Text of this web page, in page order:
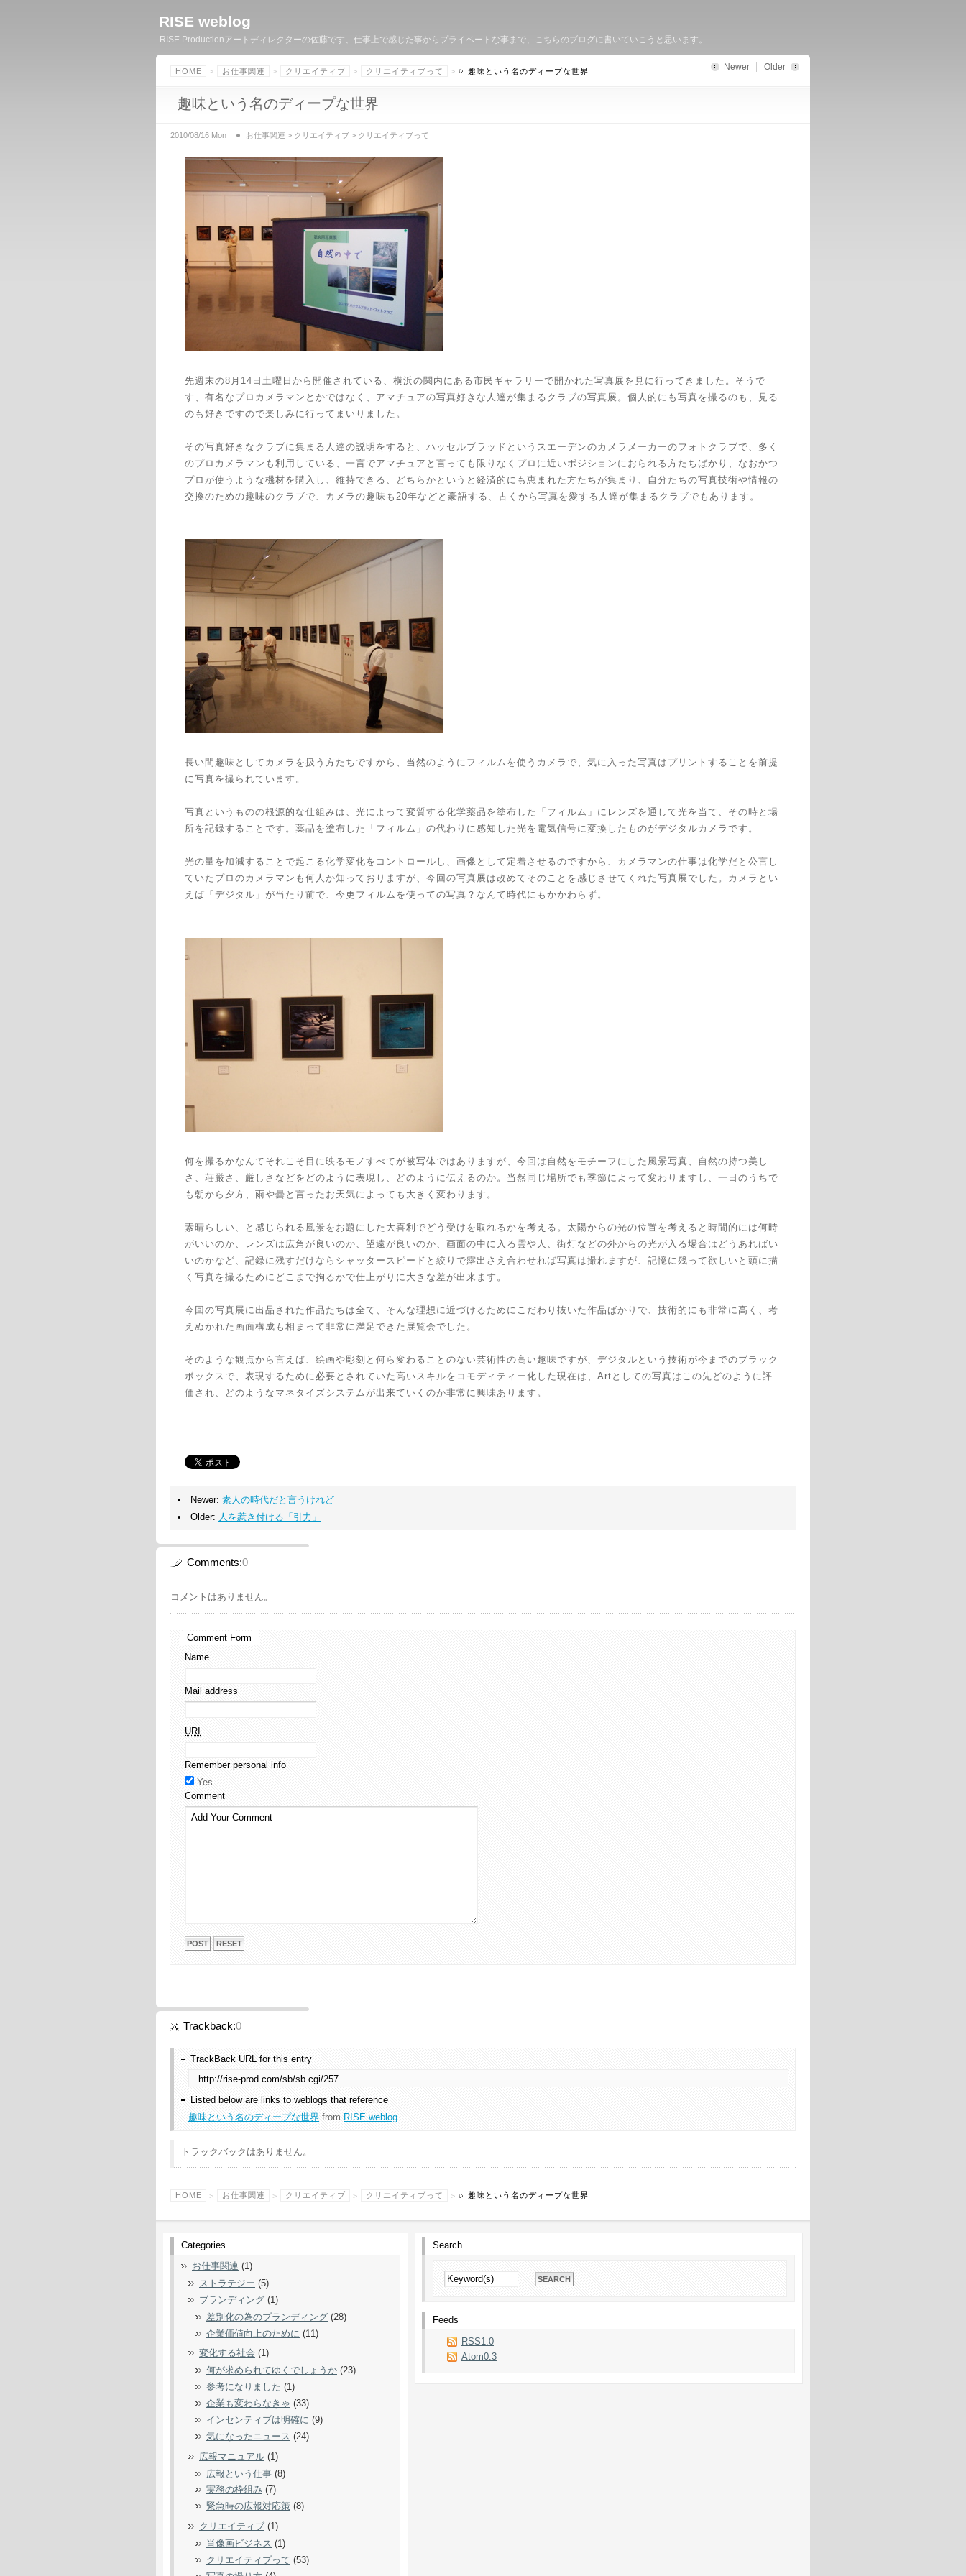
RISE weblog
RISE Productionアートディレクターの佐藤です、仕事上で感じた事からプライベートな事まで、こちらのブログに書いていこうと思います。
HOME > お仕事関連 > クリエイティブ > クリエイティブって > 趣味という名のディープな世界 Newer Older
趣味という名のディープな世界
2010/08/16 Mon お仕事関連 > クリエイティブ > クリエイティブって
先週末の8月14日土曜日から開催されている、横浜の関内にある市民ギャラリーで開かれた写真展を見に行ってきました。そうで
す、有名なプロカメラマンとかではなく、アマチュアの写真好きな人達が集まるクラブの写真展。個人的にも写真を撮るのも、見る
のも好きですので楽しみに行ってまいりました。
その写真好きなクラブに集まる人達の説明をすると、ハッセルブラッドというスエーデンのカメラメーカーのフォトクラブで、多く
のプロカメラマンも利用している、一言でアマチュアと言っても限りなくプロに近いポジションにおられる方たちばかり、なおかつ
プロが使うような機材を購入し、維持できる、どちらかというと経済的にも恵まれた方たちが集まり、自分たちの写真技術や情報の
交換のための趣味のクラブで、カメラの趣味も20年などと豪語する、古くから写真を愛する人達が集まるクラブでもあります。
長い間趣味としてカメラを扱う方たちですから、当然のようにフィルムを使うカメラで、気に入った写真はプリントすることを前提
に写真を撮られています。
写真というものの根源的な仕組みは、光によって変質する化学薬品を塗布した「フィルム」にレンズを通して光を当て、その時と場
所を記録することです。薬品を塗布した「フィルム」の代わりに感知した光を電気信号に変換したものがデジタルカメラです。
光の量を加減することで起こる化学変化をコントロールし、画像として定着させるのですから、カメラマンの仕事は化学だと公言し
ていたプロのカメラマンも何人か知っておりますが、今回の写真展は改めてそのことを感じさせてくれた写真展でした。カメラとい
えば「デジタル」が当たり前で、今更フィルムを使っての写真？なんて時代にもかかわらず。
何を撮るかなんてそれこそ目に映るモノすべてが被写体ではありますが、今回は自然をモチーフにした風景写真、自然の持つ美し
さ、荘厳さ、厳しさなどをどのように表現し、どのように伝えるのか。当然同じ場所でも季節によって変わりますし、一日のうちで
も朝から夕方、雨や曇と言ったお天気によっても大きく変わります。
素晴らしい、と感じられる風景をお題にした大喜利でどう受けを取れるかを考える。太陽からの光の位置を考えると時間的には何時
がいいのか、レンズは広角が良いのか、望遠が良いのか、画面の中に入る雲や人、街灯などの外からの光が入る場合はどうあればい
いのかなど、記録に残すだけならシャッタースピードと絞りで露出さえ合わせれば写真は撮れますが、記憶に残って欲しいと頭に描
く写真を撮るためにどこまで拘るかで仕上がりに大きな差が出来ます。
今回の写真展に出品された作品たちは全て、そんな理想に近づけるためにこだわり抜いた作品ばかりで、技術的にも非常に高く、考
えぬかれた画面構成も相まって非常に満足できた展覧会でした。
そのような観点から言えば、絵画や彫刻と何ら変わることのない芸術性の高い趣味ですが、デジタルという技術が今までのブラック
ボックスで、表現するために必要とされていた高いスキルをコモディティー化した現在は、Artとしての写真はこの先どのように評
価され、どのようなマネタイズシステムが出来ていくのか非常に興味あります。
Newer: 素人の時代だと言うけれど
Older: 人を惹き付ける「引力」
Comments:0
コメントはありません。
Comment Form
Name
Mail address
URI
Remember personal info
Yes
Comment
Trackback:0
TrackBack URL for this entry
http://rise-prod.com/sb/sb.cgi/257
Listed below are links to weblogs that reference
趣味という名のディープな世界 from RISE weblog
トラックバックはありません。
HOME > お仕事関連 > クリエイティブ > クリエイティブって > 趣味という名のディープな世界
Categories
お仕事関連 (1)
ストラテジー (5)
ブランディング (1)
差別化の為のブランディング (28)
企業価値向上のために (11)
変化する社会 (1)
何が求められてゆくでしょうか (23)
参考になりました (1)
企業も変わらなきゃ (33)
インセンティブは明確に (9)
気になったニュース (24)
広報マニュアル (1)
広報という仕事 (8)
実務の枠組み (7)
緊急時の広報対応策 (8)
クリエイティブ (1)
肖像画ビジネス (1)
クリエイティブって (53)
Search
Feeds
RSS1.0
Atom0.3